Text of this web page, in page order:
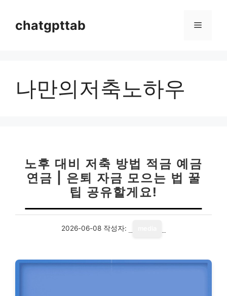
chatgpttab 메
나만의저축노하우
노후 대비 저축 방법 적금 예금
연금 | 은퇴 자금 모으는 법 꿀
팁 공유할게요!
2026-06-08 작성자: